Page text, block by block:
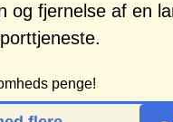
og fjernelse af en
penge!